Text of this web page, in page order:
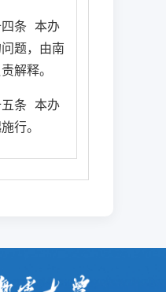
条 本办
题，由南
解释。
条 本办
行。